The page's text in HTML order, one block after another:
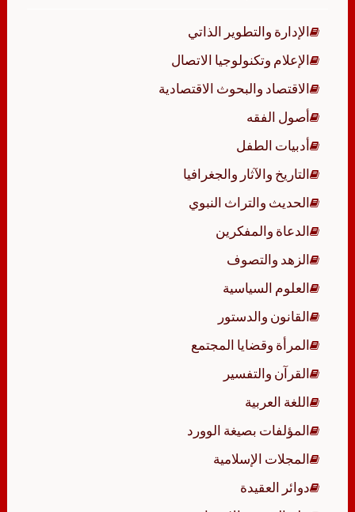
الإدارة والتطوير الذاتي
الإعلام وتكنولوجيا الاتصال
الاقتصاد والبحوث الاقتصادية
أصول الفقه
أدبيات الطفل
التاريخ والآثار والجغرافيا
الحديث والتراث النبوي
الدعاة والمفكرين
الزهد والتصوف
العلوم السياسية
القانون والدستور
المرأة وقضايا المجتمع
القرآن والتفسير
اللغة العربية
المؤلفات بصيغة الوورد
المجلات الإسلامية
دوائر العقيدة